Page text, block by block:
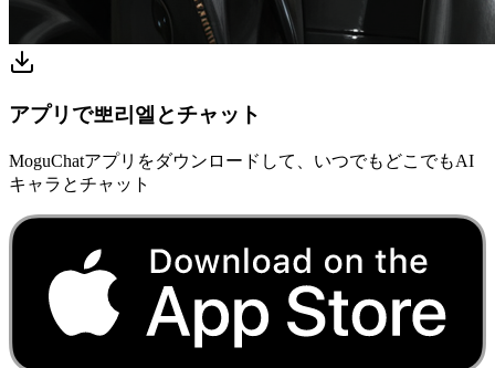
アプリで뽀리엘とチャット
MoguChatアプリをダウンロードして、いつでもどこでもAI
キャラとチャット